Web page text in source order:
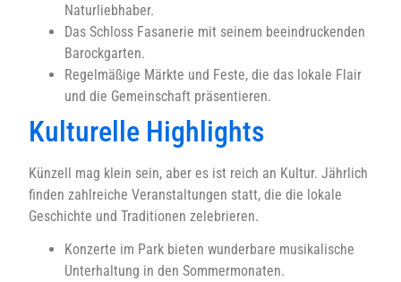
Naturliebhaber.
Das Schloss Fasanerie mit seinem beeindruckenden
Barockgarten.
Regelmäßige Märkte und Feste, die das lokale Flair
und die Gemeinschaft präsentieren.
Kulturelle Highlights
Künzell mag klein sein, aber es ist reich an Kultur. Jährlich
finden zahlreiche Veranstaltungen statt, die die lokale
Geschichte und Traditionen zelebrieren.
Konzerte im Park bieten wunderbare musikalische
Unterhaltung in den Sommermonaten.